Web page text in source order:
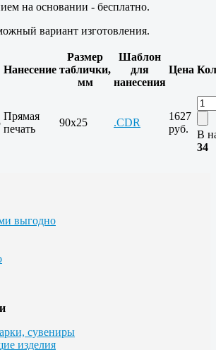
на основании - бесплатно.
вариант изготовления.
Нанесение
Размер
таблички,
мм
Шаблон
для
нанесения
Цена
Прямая
печать
90х25 .CDR
1627
руб.
В
34
выгодно
сувениры
изделия